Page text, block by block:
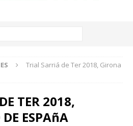
Trial Sarriá de Ter 2018, Girona
TER 2018,
ESPAñA